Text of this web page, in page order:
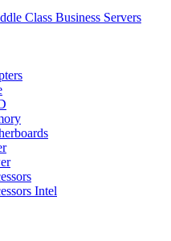
Class Business Servers
Intel